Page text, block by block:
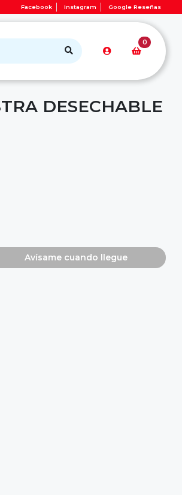
Facebook Instagram Google Reseñas
0
DESECHABLE
Avísame cuando llegue